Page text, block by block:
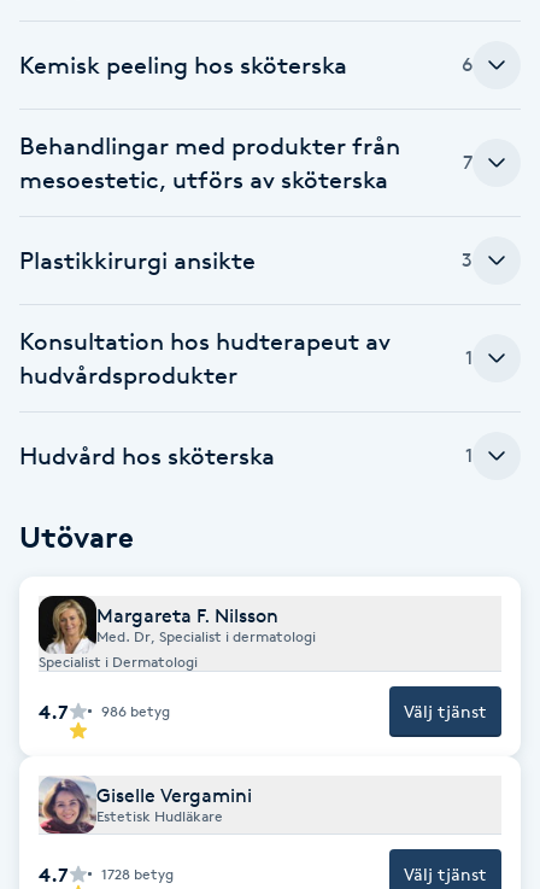
Enzympeeling
Extensions borttagning
Eyeliner-tatuering
F
Fettreducering
Fibromassage
Fillers
Kemisk peeling hos sköterska 6
Behandlingar med produkter från
mesoestetic, utförs av sköterska
7
Plastikkirurgi ansikte 3
Konsultation hos hudterapeut av
hudvårdsprodukter
1
Hudvård hos sköterska 1
Utövare
Margareta F. Nilsson
Med. Dr, Specialist i dermatologi
Specialist i Dermatologi
4.7 986 betyg Välj tjänst
Giselle Vergamini
Estetisk Hudläkare
4.7 1728 betyg Välj tjänst